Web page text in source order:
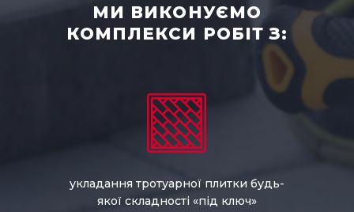
МИ ВИКОНУЄМО
КОМПЛЕКСИ РОБІТ З:
укладання тротуарної плитки будь-
якої складності «під ключ»